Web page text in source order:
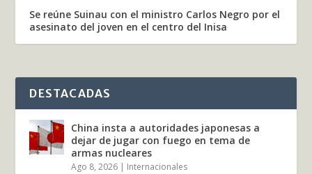
Se reúne Suinau con el ministro Carlos Negro por el
asesinato del joven en el centro del Inisa
DESTACADAS
China insta a autoridades japonesas a
dejar de jugar con fuego en tema de
armas nucleares
Ago 8, 2026 Internacionales